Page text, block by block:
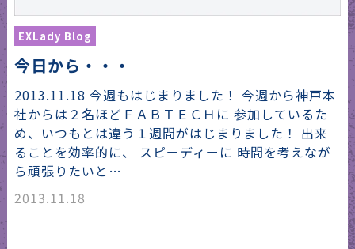
EXLady Blog
今日から・・・
2013.11.18 今週もはじまりました！ 今週から神戸本
社からは２名ほどＦＡＢＴＥＣＨに 参加しているた
め、いつもとは違う１週間がはじまりました！ 出来
ることを効率的に、 スピーディーに 時間を考えなが
ら頑張りたいと…
2013.11.18